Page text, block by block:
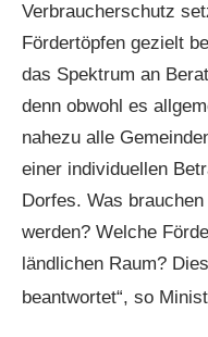
Verbraucherschutz
Fördertöpfen gezielt
das Spektrum an
denn obwohl es
nahezu alle
einer individuellen
Dorfes. Was
werden? Welche
ländlichen Raum?
beantwortet“, so